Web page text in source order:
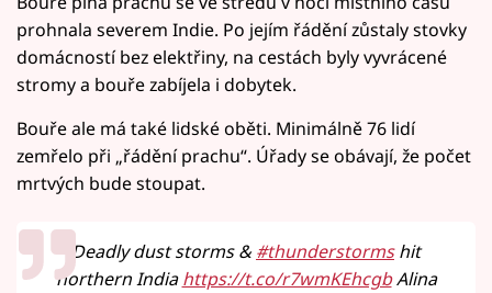
prohnala severem Indie. Po jejím řádění zůstaly stovky
domácností bez elektřiny, na cestách byly vyvrácené
stromy a bouře zabíjela i dobytek.
Bouře ale má také lidské oběti. Minimálně 76 lidí
zemřelo při „řádění prachu“. Úřady se obávají, že počet
mrtvých bude stoupat.
Deadly dust storms &#thunderstormshit
northern Indiahttps://t.co/r7wmKEhcgbAlina